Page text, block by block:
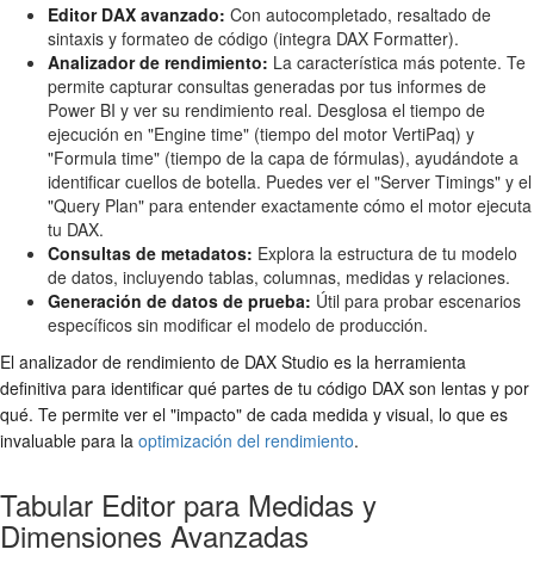
Editor DAX avanzado: Con autocompletado, resaltado de
sintaxis y formateo de código (integra DAX Formatter).
Analizador de rendimiento: La característica más potente. Te
permite capturar consultas generadas por tus informes de
Power BI y ver su rendimiento real. Desglosa el tiempo de
ejecución en "Engine time" (tiempo del motor VertiPaq) y
"Formula time" (tiempo de la capa de fórmulas), ayudándote a
identificar cuellos de botella. Puedes ver el "Server Timings" y el
"Query Plan" para entender exactamente cómo el motor ejecuta
tu DAX.
Consultas de metadatos: Explora la estructura de tu modelo
de datos, incluyendo tablas, columnas, medidas y relaciones.
Generación de datos de prueba: Útil para probar escenarios
específicos sin modificar el modelo de producción.
El analizador de rendimiento de DAX Studio es la herramienta
definitiva para identificar qué partes de tu código DAX son lentas y por
qué. Te permite ver el "impacto" de cada medida y visual, lo que es
invaluable para la optimización del rendimiento.
Tabular Editor para Medidas y
Dimensiones Avanzadas